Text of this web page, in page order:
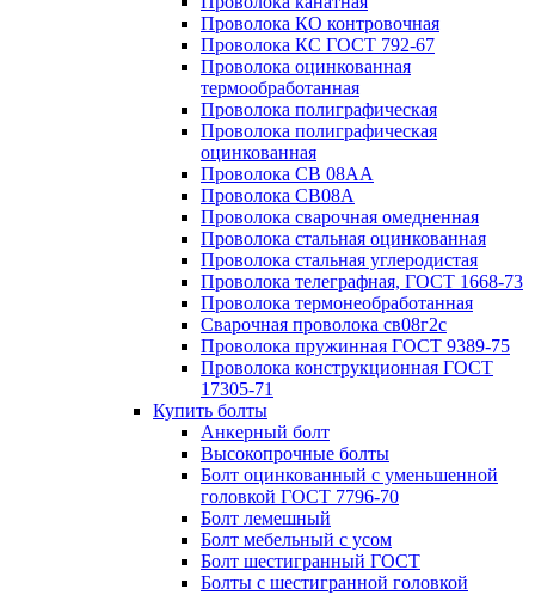
Проволока КО контровочная
Проволока КС ГОСТ 792-67
Проволока оцинкованная
термообработанная
Проволока полиграфическая
Проволока полиграфическая
оцинкованная
Проволока СВ 08АА
Проволока СВ08А
Проволока сварочная омедненная
Проволока стальная оцинкованная
Проволока стальная углеродистая
Проволока телеграфная, ГОСТ 1668-73
Проволока термонеобработанная
Сварочная проволока св08г2с
Проволока пружинная ГОСТ 9389-75
Проволока конструкционная ГОСТ
17305-71
Купить болты
Анкерный болт
Высокопрочные болты
Болт оцинкованный с уменьшенной
головкой ГОСТ 7796-70
Болт лемешный
Болт мебельный с усом
Болт шестигранный ГОСТ
Болты с шестигранной головкой